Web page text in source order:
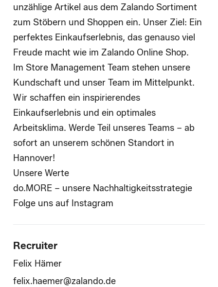
unzählige Artikel aus dem Zalando Sortiment
zum Stöbern und Shoppen ein. Unser Ziel: Ein
perfektes Einkaufserlebnis, das genauso viel
Freude macht wie im Zalando Online Shop.
Im Store Management Team stehen unsere
Kundschaft und unser Team im Mittelpunkt.
Wir schaffen ein inspirierendes
Einkaufserlebnis und ein optimales
Arbeitsklima. Werde Teil unseres Teams – ab
sofort an unserem schönen Standort in
Hannover!
Unsere Werte
do.MORE – unsere Nachhaltigkeitsstrategie
Folge uns auf Instagram
Recruiter
Felix Hämer
felix.haemer@zalando.de